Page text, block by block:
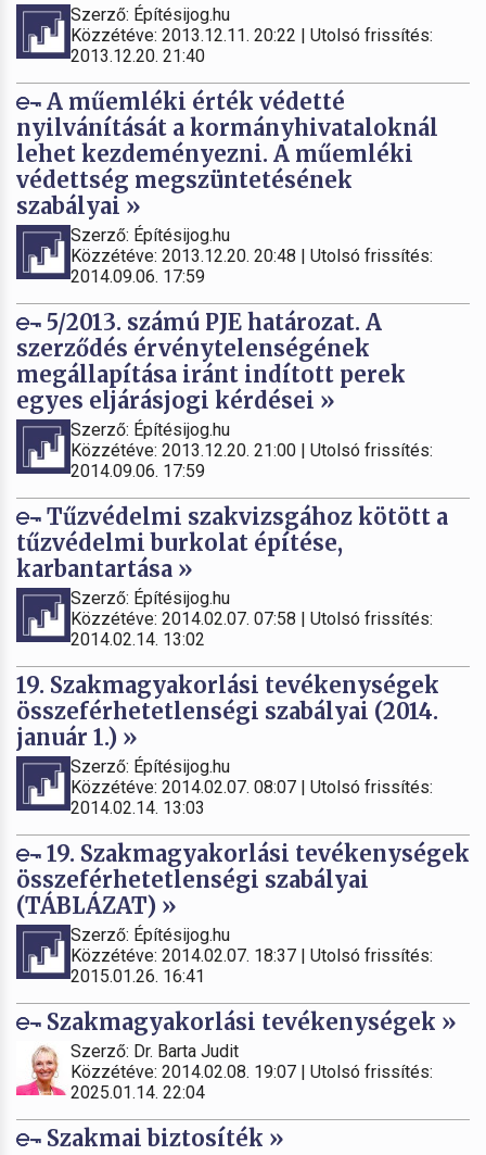
Szerző: Építésijog.hu
Közzétéve: 2013.12.11. 20:22 | Utolsó frissítés:
2013.12.20. 21:40
A műemléki érték védetté
nyilvánítását a kormányhivataloknál
lehet kezdeményezni. A műemléki
védettség megszüntetésének
szabályai »
Szerző: Építésijog.hu
Közzétéve: 2013.12.20. 20:48 | Utolsó frissítés:
2014.09.06. 17:59
5/2013. számú PJE határozat. A
szerződés érvénytelenségének
megállapítása iránt indított perek
egyes eljárásjogi kérdései »
Szerző: Építésijog.hu
Közzétéve: 2013.12.20. 21:00 | Utolsó frissítés:
2014.09.06. 17:59
Tűzvédelmi szakvizsgához kötött a
tűzvédelmi burkolat építése,
karbantartása »
Szerző: Építésijog.hu
Közzétéve: 2014.02.07. 07:58 | Utolsó frissítés:
2014.02.14. 13:02
19. Szakmagyakorlási tevékenységek
összeférhetetlenségi szabályai (2014.
január 1.) »
Szerző: Építésijog.hu
Közzétéve: 2014.02.07. 08:07 | Utolsó frissítés:
2014.02.14. 13:03
19. Szakmagyakorlási tevékenységek
összeférhetetlenségi szabályai
(TÁBLÁZAT) »
Szerző: Építésijog.hu
Közzétéve: 2014.02.07. 18:37 | Utolsó frissítés:
2015.01.26. 16:41
Szakmagyakorlási tevékenységek »
Szerző: Dr. Barta Judit
Közzétéve: 2014.02.08. 19:07 | Utolsó frissítés:
2025.01.14. 22:04
Szakmai biztosíték »